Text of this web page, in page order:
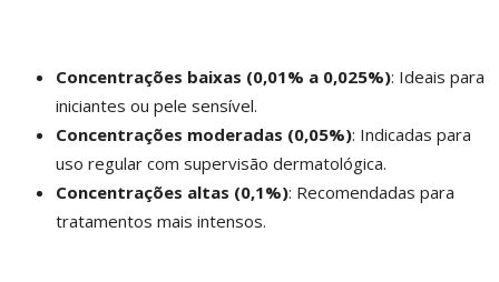
Concentrações baixas (0,01% a 0,025%): Ideais para
iniciantes ou pele sensível.
Concentrações moderadas (0,05%): Indicadas para
uso regular com supervisão dermatológica.
Concentrações altas (0,1%): Recomendadas para
tratamentos mais intensos.